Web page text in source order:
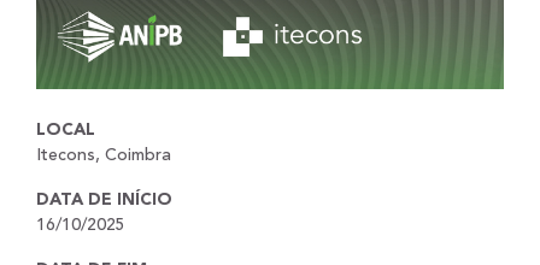
LOCAL
Itecons, Coimbra
DATA DE INÍCIO
16/10/2025